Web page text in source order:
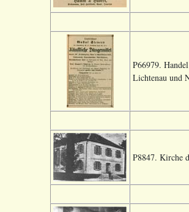
P66979.
Lichtenau und
P8847. Kirche